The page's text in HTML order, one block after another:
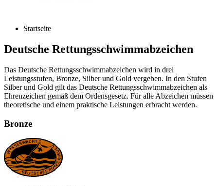
Startseite
Deutsche Rettungsschwimmabzeichen
Das Deutsche Rettungsschwimmabzeichen wird in drei
Leistungsstufen, Bronze, Silber und Gold vergeben. In den Stufen
Silber und Gold gilt das Deutsche Rettungsschwimmabzeichen als
Ehrenzeichen gemäß dem Ordensgesetz. Für alle Abzeichen müssen
theoretische und einem praktische Leistungen erbracht werden.
Bronze